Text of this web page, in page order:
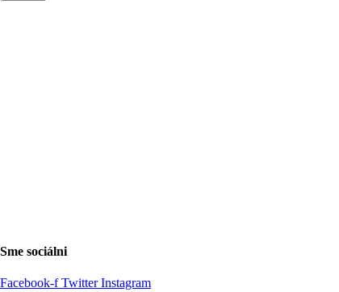
Sme sociálni
Facebook-f Twitter Instagram